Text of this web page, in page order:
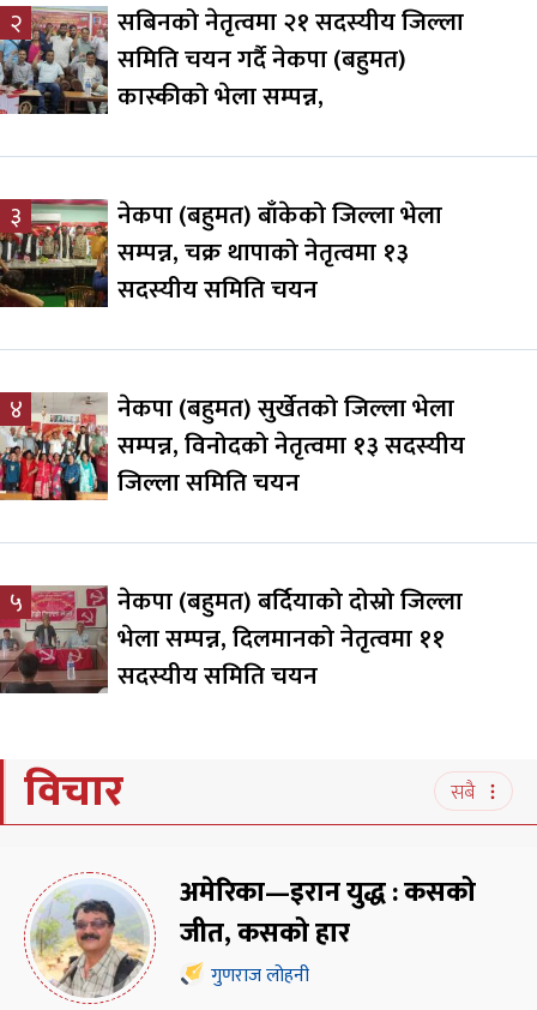
२
सबिनको नेतृत्वमा २१ सदस्यीय जिल्ला
समिति चयन गर्दै नेकपा (बहुमत)
कास्कीको भेला सम्पन्न,
३
नेकपा (बहुमत) बाँकेको जिल्ला भेला
सम्पन्न, चक्र थापाको नेतृत्वमा १३
सदस्यीय समिति चयन
४
नेकपा (बहुमत) सुर्खेतको जिल्ला भेला
सम्पन्न, विनोदको नेतृत्वमा १३ सदस्यीय
जिल्ला समिति चयन
५
नेकपा (बहुमत) बर्दियाको दोस्रो जिल्ला
भेला सम्पन्न, दिलमानको नेतृत्वमा ११
सदस्यीय समिति चयन
विचार सबै
अमेरिका—इरान युद्ध : कसको
जीत, कसको हार
गुणराज लोहनी